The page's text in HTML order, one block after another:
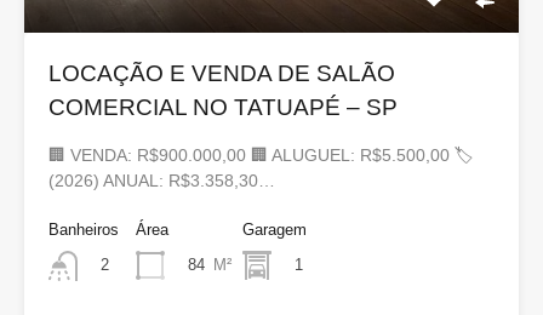
LOCAÇÃO E VENDA DE SALÃO
COMERCIAL NO TATUAPÉ – SP
🏢 VENDA: R$900.000,00 🏢 ALUGUEL: R$5.500,00 🏷
(2026) ANUAL: R$3.358,30…
Banheiros
2
Área
84 M²
Garagem
1